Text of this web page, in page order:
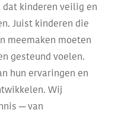
kinderen veilig en
Juist kinderen die
meemaken moeten
gesteund voelen.
hun ervaringen en
Wij
─ van